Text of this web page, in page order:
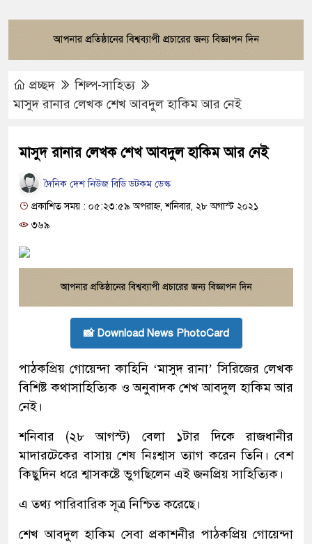
প্রচ্ছদ
শিল্প-সাহিত্য
মাসুদ রানার লেখক শেখ আবদুল হাকিম আর নেই
মাসুদ রানার লেখক শেখ আবদুল হাকিম আর নেই
দৈনিক দেশ নিউজ বিডি ডটকম ডেস্ক
প্রকাশিত সময় : ০৫:২৩:৫৯ অপরাহ্ন, শনিবার, ২৮ অগাস্ট ২০২১
৩৬৯
📸 Download News PhotoCard
পাঠকপ্রিয় গোয়েন্দা কাহিনি ‘মাসুদ রানা’ সিরিজের লেখক
বিশিষ্ট কথাসাহিত্যিক ও অনুবাদক শেখ আবদুল হাকিম আর
নেই।
শনিবার (২৮ আগস্ট) বেলা ১টার দিকে রাজধানীর
মাদারটেকের বাসায় শেষ নিঃশ্বাস ত্যাগ করেন তিনি। বেশ
কিছুদিন ধরে শ্বাসকষ্টে ভুগছিলেন এই জনপ্রিয় সাহিত্যিক।
এ তথ্য পারিবারিক সূত্র নিশ্চিত করেছে।
শেখ আবদুল হাকিম সেবা প্রকাশনীর পাঠকপ্রিয় গোয়েন্দা